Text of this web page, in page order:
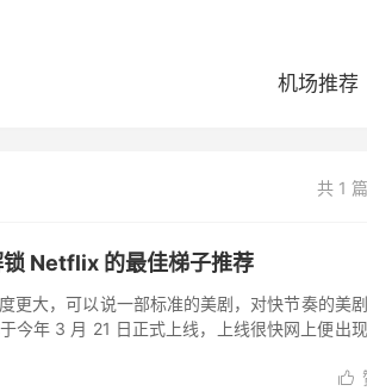
机场推荐
共 1
Netflix 的最佳梯子推荐
更大，可以说一部标准的美剧，对快节奏的美
今年 3 月 21 日正式上线，上线很快网上便出现
